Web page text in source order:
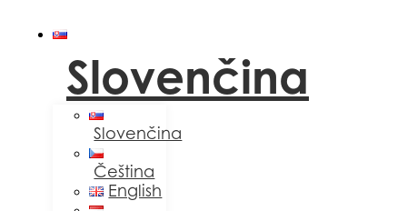
Slovenčina
Slovenčina
Čeština
English